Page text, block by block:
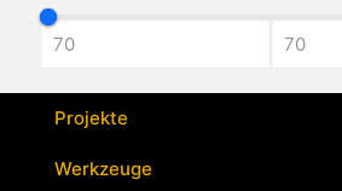
Projekte
Werkzeuge